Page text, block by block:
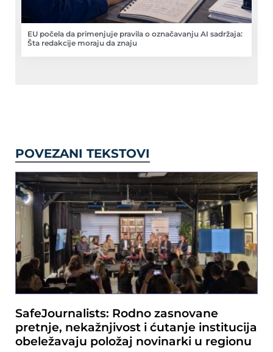
EU počela da primenjuje pravila o označavanju AI sadržaja:
Šta redakcije moraju da znaju
POVEZANI TEKSTOVI
SafeJournalists: Rodno zasnovane
pretnje, nekažnjivost i ćutanje institucija
obeležavaju položaj novinarki u regionu